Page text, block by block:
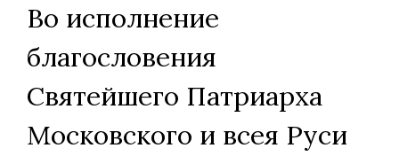
Во исполнение
благословения
Святейшего Патриарха
Московского и всея Руси